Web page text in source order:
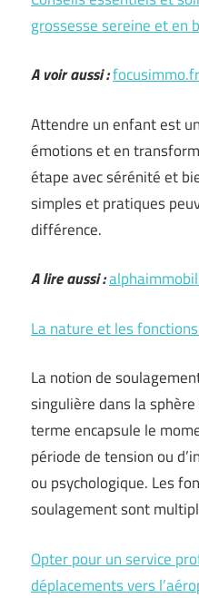
grossesse sereine et en
A voir aussi :focusimmo.fr
Attendre un enfant est
émotions et en
étape avec sérénité et
simples et pratiques
différence.
A lire aussi :
La nature et les
La notion de
singulière dans la
terme encapsule le
période de tension ou
ou psychologique. Les
soulagement sont
Opter pour un service
déplacements vers